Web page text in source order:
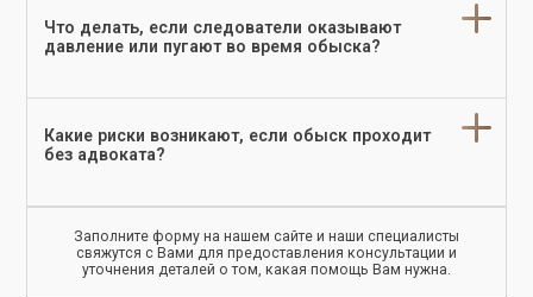
Что делать, если следователи оказывают
давление или пугают во время обыска?
Какие риски возникают, если обыск проходит
без адвоката?
Заполните форму на нашем сайте и наши специалисты
свяжутся с Вами для предоставления консультации и
уточнения деталей о том, какая помощь Вам нужна.